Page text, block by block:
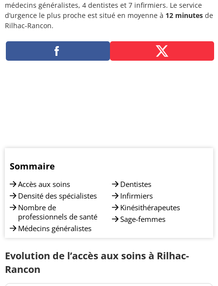
médecins généralistes, 4 dentistes et 7 infirmiers. Le service
d’urgence le plus proche est situé en moyenne à 12 minutes de
Rilhac-Rancon.
Sommaire
Accès aux soins
Densité des spécialistes
Nombre de
professionnels de santé
Médecins généralistes
Dentistes
Infirmiers
Kinésithérapeutes
Sage-femmes
Evolution de l’accès aux soins à Rilhac-
Rancon